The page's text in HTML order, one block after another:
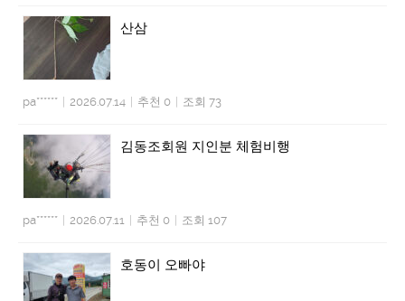
산삼
pa****** 2026.07.14 추천 0 조회 73
김동조회원 지인분 체험비행
pa****** 2026.07.11 추천 0 조회 107
호동이 오빠야